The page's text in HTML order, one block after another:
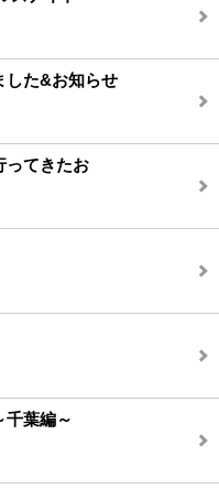
した&お知らせ
ってきたお
千葉編～